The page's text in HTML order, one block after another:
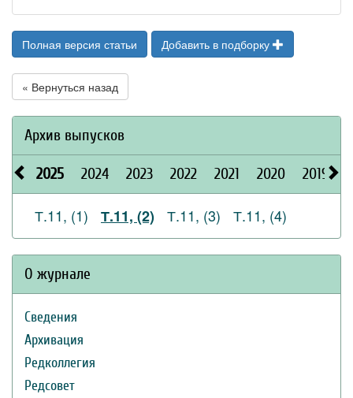
Полная версия статьи Добавить в подборку
« Вернуться назад
Архив выпусков
2025 2024 2023 2022 2021 2020 2019
Т.11, (1) Т.11, (2) Т.11, (3) Т.11, (4)
О журнале
Сведения
Архивация
Редколлегия
Редсовет